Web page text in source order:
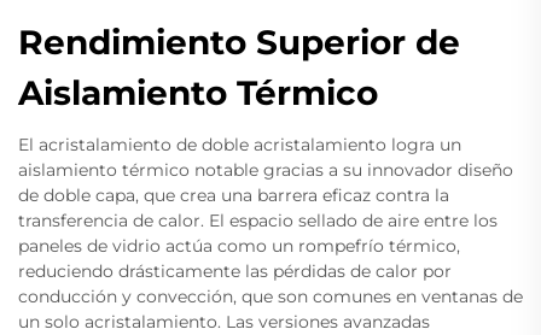
Rendimiento Superior de
Aislamiento Térmico
El acristalamiento de doble acristalamiento logra un
aislamiento térmico notable gracias a su innovador diseño
de doble capa, que crea una barrera eficaz contra la
transferencia de calor. El espacio sellado de aire entre los
paneles de vidrio actúa como un rompefrío térmico,
reduciendo drásticamente las pérdidas de calor por
conducción y convección, que son comunes en ventanas de
un solo acristalamiento. Las versiones avanzadas